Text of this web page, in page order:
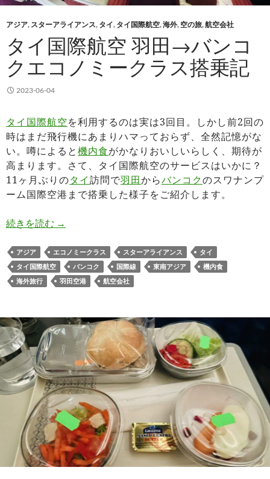
アジア, スターアライアンス, タイ, タイ国際航空,海外, 空の旅,航空会社
タイ国際航空 羽田→バンコ
クエコノミークラス搭乗記
2023-06-04
タイ国際航空を利用するのは実は3回目。しかし前2回の
時はまだ飛行機にあまりハマっておらず、全然記憶がな
い。噂によると機内食がかなりおいしいらしく、期待が
高まります。さて、タイ国際航空のサービスはいかに？
11ヶ月ぶりのタイ訪問で羽田からバンコクのスワナンプ
ーム国際空港まで搭乗した様子をご紹介します。
続きを読む タイ国際航空 羽田→バンコクエコノミークラス
→
アジア エコノミークラス スターアライアンス
タイ
タイ国際航空
バンコク 国際線 東南アジア
機内食
海外旅行
羽田空港 航空会社